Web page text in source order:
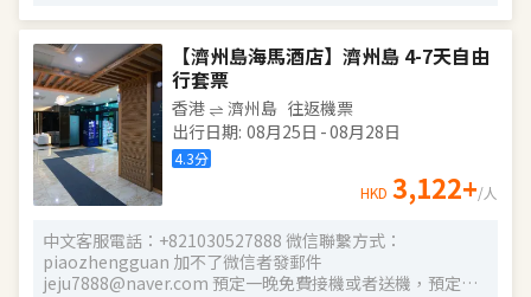
您的理想選擇。 酒店以乾淨衞生、設施新穎著稱，所有客房
均按照現代標準設計，確保為客人提供舒適的住宿體驗。此
外，酒店內的服務人員貼心友善，部分員工可以用中文溝
通，確保無語言障礙。前台服務高效，提供行李寄存、叫車
等便利服務。許多客人都稱讚酒店的地理位置和服務質量，
認為是濟州市內性價比極高的住宿選擇。 酒店不僅地理位置
優越，周邊餐廳、便利店等生活設施也十分齊全，步行即可
享受到豐富的美食和購物體驗。無論您是觀光還是購物，博
爾頓酒店都會讓您體驗到濟州島的獨特魅力，是您每次到訪
【濟州島海馬酒店】濟州島 4-7天自由
行套票
香港 濟州島 往返機票
出行日期: 08月25日 -08月28日
4.3分
HKD 3,122+/人
中文客服電話：+821030527888 微信聯繫方式：
piaozhengguan 加不了微信者發郵件
jeju7888@naver.com 預定一晚免費接機或者送機，預定兩